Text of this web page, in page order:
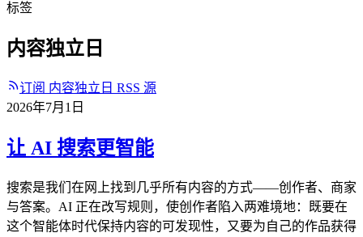
标签
内容独立日
订阅 内容独立日 RSS 源
2026年7月1日
让 AI 搜索更智能
搜索是我们在网上找到几乎所有内容的方式——创作者、商家
与答案。AI 正在改写规则，使创作者陷入两难境地：既要在
这个智能体时代保持内容的可发现性，又要为自己的作品获得